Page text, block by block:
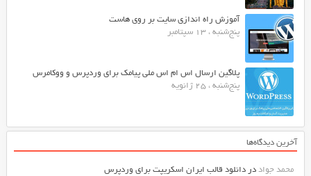
آموزش راه اندازی سایت بر روی هاست
پنج‌شنبه ، 13 سپتامبر
پلاگین ارسال اس ام اس ملی پیامک برای وردپرس و ووکامرس
پنج‌شنبه ، 25 ژانویه
آخرین دیدگاه‌ها
محمد جواددر دانلود قالب ایران اسکریپت برای وردپرس